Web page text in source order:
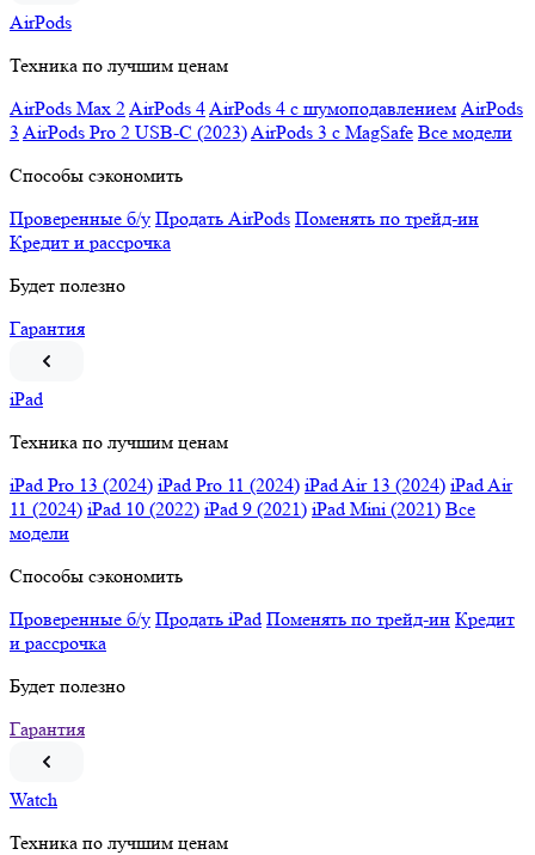
AirPods
Техника по лучшим ценам
AirPods Max 2AirPods 4AirPods 4 c шумоподавлением AirPods
3 AirPods Pro 2 USB-C (2023)AirPods 3 c MagSafe Все модели
Способы сэкономить
Проверенные б/у Продать AirPods Поменять по трейд-ин
Кредит и рассрочка
Будет полезно
Гарантия
iPad
Техника по лучшим ценам
iPad Pro 13 (2024) iPad Pro 11 (2024) iPad Air 13 (2024) iPad Air
11 (2024) iPad 10 (2022) iPad 9 (2021) iPad Mini (2021) Все
модели
Способы сэкономить
Проверенные б/у Продать iPad Поменять по трейд-ин Кредит
и рассрочка
Будет полезно
Гарантия
Watch
Техника по лучшим ценам